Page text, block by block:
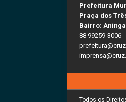
Prefeitura
Praça dos
Bairro:
88 99259-3006
Todos os